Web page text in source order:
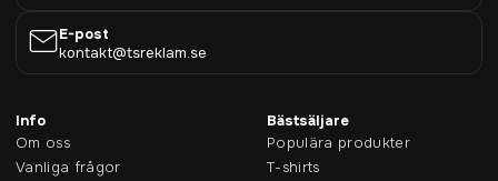
E-post
kontakt@tsreklam.se
Info
Om oss
Vanliga frågor
Bästsäljare
Populära produkter
T-shirts